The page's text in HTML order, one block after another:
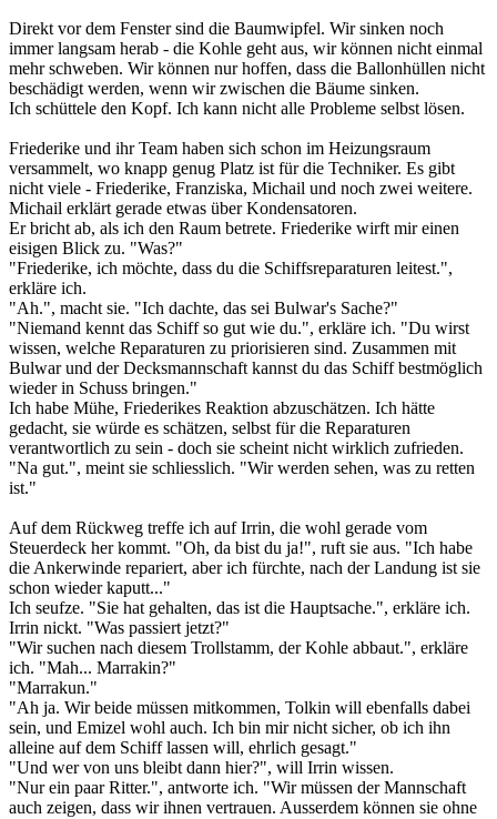
Direkt vor dem Fenster sind die Baumwipfel. Wir sinken noch
immer langsam herab - die Kohle geht aus, wir können nicht einmal
mehr schweben. Wir können nur hoffen, dass die Ballonhüllen nicht
beschädigt werden, wenn wir zwischen die Bäume sinken.
Ich schüttele den Kopf. Ich kann nicht alle Probleme selbst lösen.
Friederike und ihr Team haben sich schon im Heizungsraum
versammelt, wo knapp genug Platz ist für die Techniker. Es gibt
nicht viele - Friederike, Franziska, Michail und noch zwei weitere.
Michail erklärt gerade etwas über Kondensatoren.
Er bricht ab, als ich den Raum betrete. Friederike wirft mir einen
eisigen Blick zu. "Was?"
"Friederike, ich möchte, dass du die Schiffsreparaturen leitest.",
erkläre ich.
"Ah.", macht sie. "Ich dachte, das sei Bulwar's Sache?"
"Niemand kennt das Schiff so gut wie du.", erkläre ich. "Du wirst
wissen, welche Reparaturen zu priorisieren sind. Zusammen mit
Bulwar und der Decksmannschaft kannst du das Schiff bestmöglich
wieder in Schuss bringen."
Ich habe Mühe, Friederikes Reaktion abzuschätzen. Ich hätte
gedacht, sie würde es schätzen, selbst für die Reparaturen
verantwortlich zu sein - doch sie scheint nicht wirklich zufrieden.
"Na gut.", meint sie schliesslich. "Wir werden sehen, was zu retten
ist."
Auf dem Rückweg treffe ich auf Irrin, die wohl gerade vom
Steuerdeck her kommt. "Oh, da bist du ja!", ruft sie aus. "Ich habe
die Ankerwinde repariert, aber ich fürchte, nach der Landung ist sie
schon wieder kaputt..."
Ich seufze. "Sie hat gehalten, das ist die Hauptsache.", erkläre ich.
Irrin nickt. "Was passiert jetzt?"
"Wir suchen nach diesem Trollstamm, der Kohle abbaut.", erkläre
ich. "Mah... Marrakin?"
"Marrakun."
"Ah ja. Wir beide müssen mitkommen, Tolkin will ebenfalls dabei
sein, und Emizel wohl auch. Ich bin mir nicht sicher, ob ich ihn
alleine auf dem Schiff lassen will, ehrlich gesagt."
"Und wer von uns bleibt dann hier?", will Irrin wissen.
"Nur ein paar Ritter.", antworte ich. "Wir müssen der Mannschaft
auch zeigen, dass wir ihnen vertrauen. Ausserdem können sie ohne